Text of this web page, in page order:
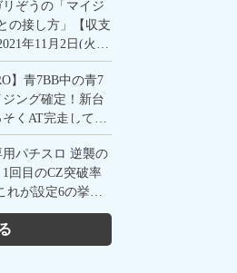
ぞうの「マイジ
の接し方」【収支
年11月2日(火)
)】
】青7BB中の青7
ング確定！新台
くAT完走してき
用パチスロ 逆襲の
回目のCZ突破率
れが設定6の挙